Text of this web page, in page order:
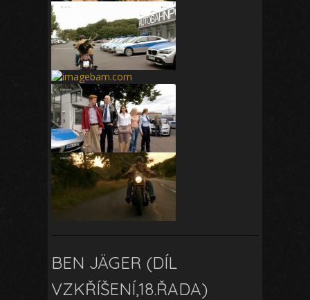
BEN JÄGER (DÍL
VZKŘÍŠENÍ,18.ŘADA)